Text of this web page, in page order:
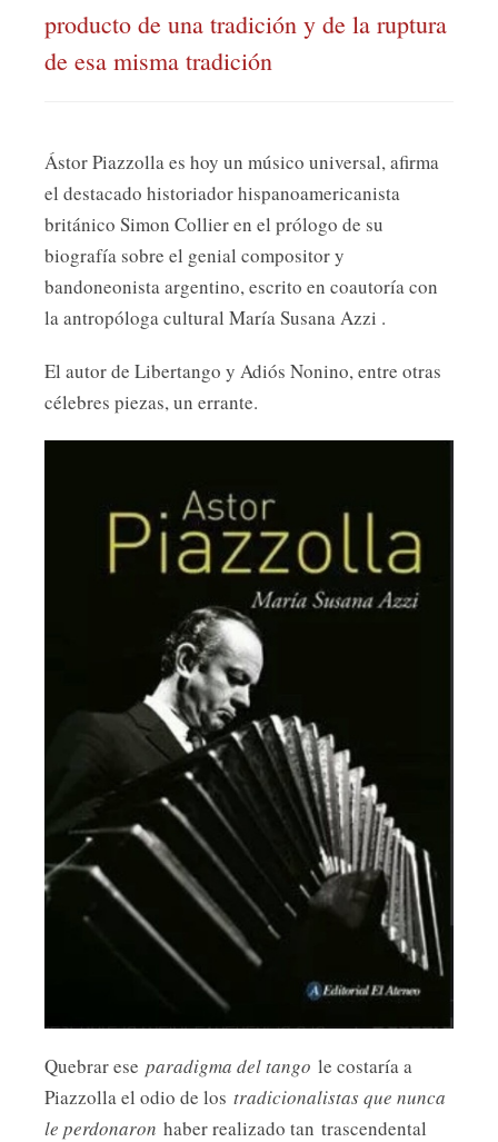
producto de una tradición y de la ruptura
de esa misma tradición
Ástor Piazzolla es hoy un músico universal, afirma
el destacado historiador hispanoamericanista
británico Simon Collier en el prólogo de su
biografía sobre el genial compositor y
bandoneonista argentino, escrito en coautoría con
la antropóloga cultural María Susana Azzi .
El autor de Libertango y Adiós Nonino, entre otras
célebres piezas, un errante.
Quebrar ese paradigma del tango le costaría a
Piazzolla el odio de los tradicionalistas que nunca
le perdonaron haber realizado tan trascendental